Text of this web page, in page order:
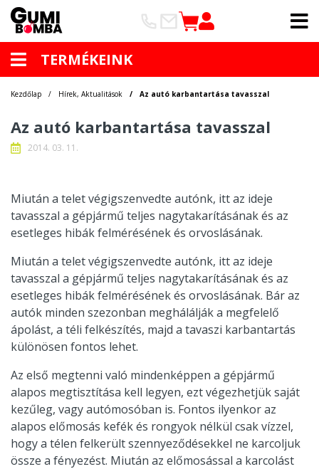
TERMÉKEINK
Kezdőlap Hírek, Aktualitások Az autó karbantartása tavasszal
Az autó karbantartása tavasszal
2014. 03. 11.
Miután a telet végigszenvedte autónk, itt az ideje
tavasszal a gépjármű teljes nagytakarításának és az
esetleges hibák felmérésének és orvoslásának.
Miután a telet végigszenvedte autónk, itt az ideje
tavasszal a gépjármű teljes nagytakarításának és az
esetleges hibák felmérésének és orvoslásának. Bár az
autók minden szezonban meghálálják a megfelelő
ápolást, a téli felkészítés, majd a tavaszi karbantartás
különösen fontos lehet.
Az első megtenni való mindenképpen a gépjármű
alapos megtisztítása kell legyen, ezt végezhetjük saját
kezűleg, vagy autómosóban is. Fontos ilyenkor az
alapos előmosás kefék és rongyok nélkül csak vízzel,
hogy a télen felkerült szennyeződésekkel ne karcoljuk
össze a fényezést. Miután az előmosással a karcolást